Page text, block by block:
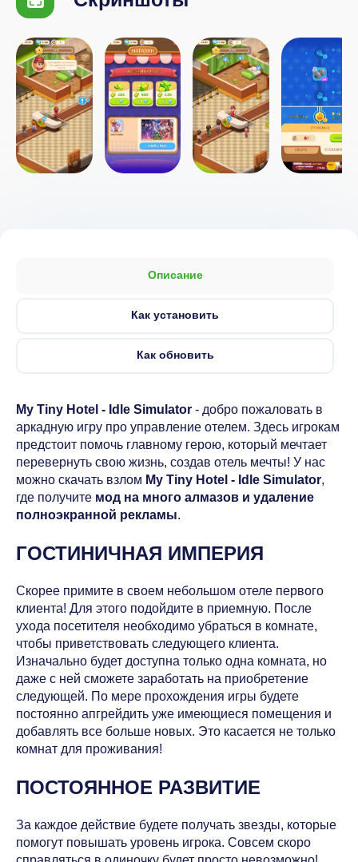
Описание
Как установить
Как обновить
My Tiny Hotel - Idle Simulator - добро пожаловать в
аркадную игру про управление отелем. Здесь игрокам
предстоит помочь главному герою, который мечтает
перевернуть свою жизнь, создав отель мечты! У нас
можно скачать взлом My Tiny Hotel - Idle Simulator,
где получите мод на много алмазов и удаление
полноэкранной рекламы.
ГОСТИНИЧНАЯ ИМПЕРИЯ
Скорее примите в своем небольшом отеле первого
клиента! Для этого подойдите в приемную. После
ухода посетителя необходимо убраться в комнате,
чтобы приветствовать следующего клиента.
Изначально будет доступна только одна комната, но
даже с ней сможете заработать на приобретение
следующей. По мере прохождения игры будете
постоянно апгрейдить уже имеющиеся помещения и
добавлять все больше новых. Это касается не только
комнат для проживания!
ПОСТОЯННОЕ РАЗВИТИЕ
За каждое действие будете получать звезды, которые
помогут повышать уровень игрока. Совсем скоро